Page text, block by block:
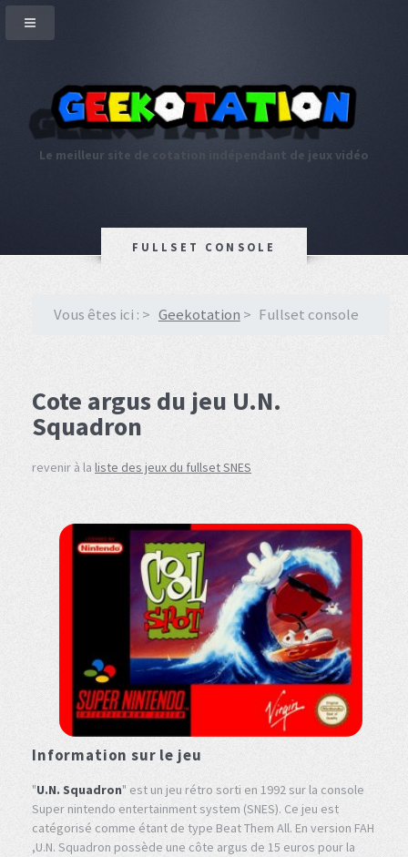
Le meilleur site de cotation indépendant de jeux vidéo
FULLSET CONSOLE
Vous êtes ici : Geekotation Fullset console
Cote argus du jeu U.N.
Squadron
revenir à la liste des jeux du fullset SNES
Information sur le jeu
"U.N. Squadron" est un jeu rétro sorti en 1992 sur la console
Super nintendo entertainment system (SNES). Ce jeu est
catégorisé comme étant de type Beat Them All. En version FAH
,U.N. Squadron possède une côte argus de 15 euros pour la